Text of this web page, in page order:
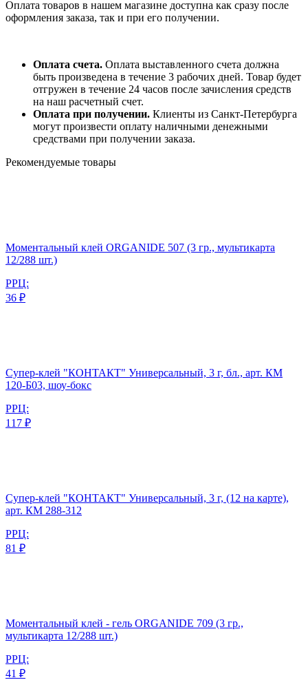
Оплата товаров в нашем магазине доступна как сразу после
оформления заказа, так и при его получении.
Оплата счета. Оплата выставленного счета должна
быть произведена в течение 3 рабочих дней. Товар будет
отгружен в течение 24 часов после зачисления средств
на наш расчетный счет.
Оплата при получении. Клиенты из Санкт-Петербурга
могут произвести оплату наличными денежными
средствами при получении заказа.
Рекомендуемые товары
Моментальный клей ORGANIDE 507 (3 гр., мультикарта
12/288 шт.)
РРЦ:
36 ₽
Супер-клей "КОНТАКТ" Универсальный, 3 г, бл., арт. КМ
120-Б03, шоу-бокс
РРЦ:
117 ₽
Супер-клей "КОНТАКТ" Универсальный, 3 г, (12 на карте),
арт. КМ 288-312
РРЦ:
81 ₽
Моментальный клей - гель ORGANIDE 709 (3 гр.,
мультикарта 12/288 шт.)
РРЦ:
41 ₽